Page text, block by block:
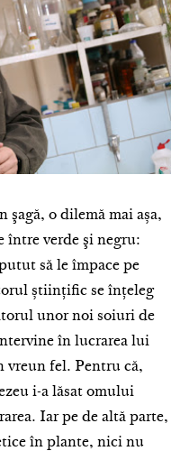
şagă, o dilemă mai așa,
între verde şi negru:
să le împace pe
științific se înțeleg
unor noi soiuri de
în lucrarea lui
vreun fel. Pentru că,
i-a lăsat omului
Iar pe de altă parte,
în plante, nici nu